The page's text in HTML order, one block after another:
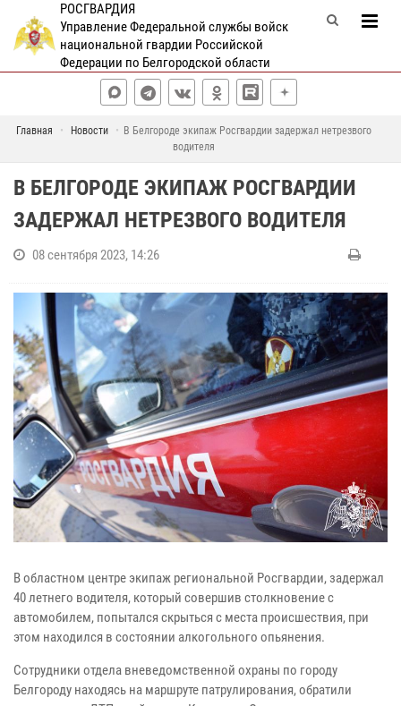
РОСГВАРДИЯ
Управление Федеральной службы войск
национальной гвардии Российской
Федерации по Белгородской области
Главная Новости
В Белгороде экипаж Росгвардии задержал нетрезвого
водителя
В БЕЛГОРОДЕ ЭКИПАЖ РОСГВАРДИИ
ЗАДЕРЖАЛ НЕТРЕЗВОГО ВОДИТЕЛЯ
08 сентября 2023, 14:26
В областном центре экипаж региональной Росгвардии, задержал
40 летнего водителя, который совершив столкновение с
автомобилем, попытался скрыться с места происшествия, при
этом находился в состоянии алкогольного опьянения.
Сотрудники отдела вневедомственной охраны по городу
Белгороду находясь на маршруте патрулирования, обратили